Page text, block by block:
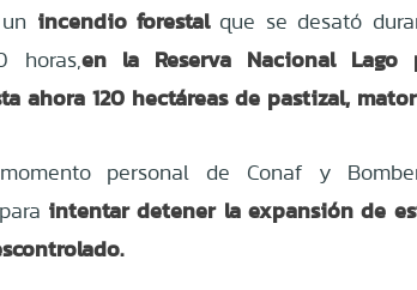
incendio forestalque se desató
horas,en la Reserva Nacional Lago
ahora 120 hectáreas de pastizal,
personal de Conaf y
intentar detener la expansión de